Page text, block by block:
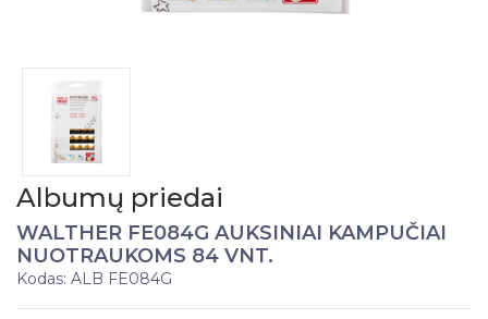
Albumų priedai
WALTHER FE084G AUKSINIAI KAMPUČIAI
NUOTRAUKOMS 84 VNT.
Kodas: ALB FE084G